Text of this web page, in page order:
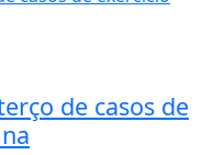
de casos de